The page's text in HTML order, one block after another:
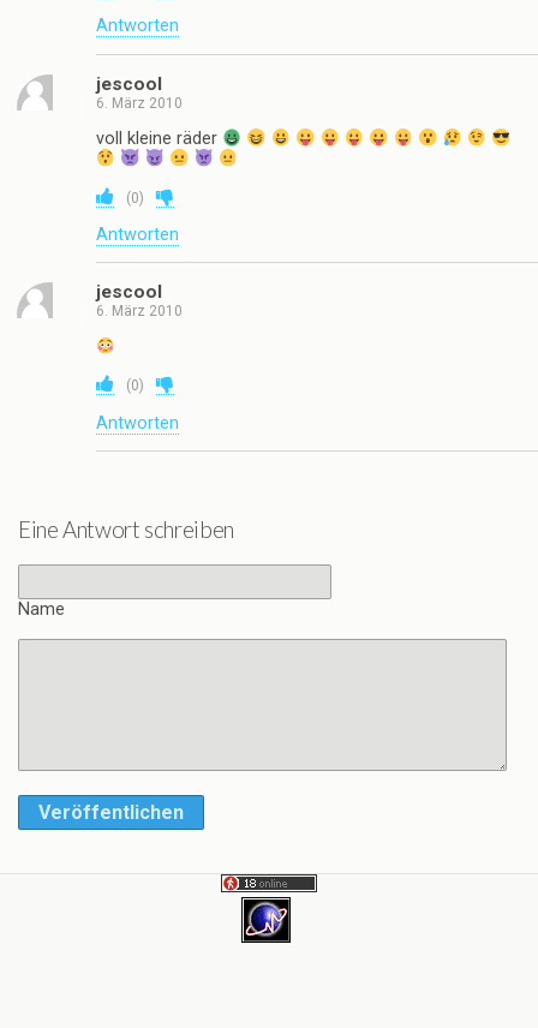
Antworten
jescool
6. März 2010
voll kleine räder
(0)
Antworten
jescool
6. März 2010
(0)
Antworten
Eine Antwort schreiben
Name
Veröffentlichen